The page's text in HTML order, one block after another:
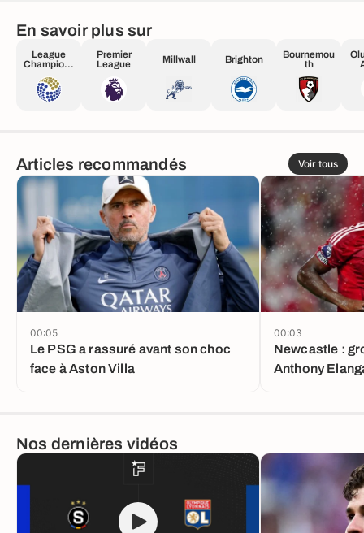
En savoir plus sur
League
Champions
Premier
League
Millwall Brighton
Bournemou
th
Articles recommandés Voir tous
Le PSG a rassuré avant son choc
face à Aston Villa
00:05
Newcastle :
Anthony
00:03
Nos dernières vidéos